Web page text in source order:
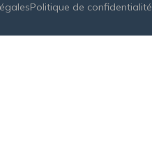
Politique de confidentialité